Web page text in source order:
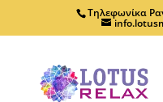
Τηλεφωνίκα